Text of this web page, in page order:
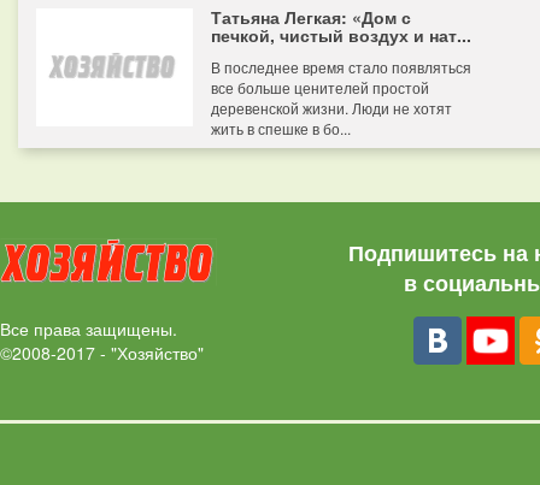
Татьяна Легкая: «Дом с
печкой, чистый воздух и нат...
В последнее время стало появляться
все больше ценителей простой
деревенской жизни. Люди не хотят
жить в спешке в бо...
Все права защищены.
©2008-2017 - "Хозяйство"
Подпишитесь на
в